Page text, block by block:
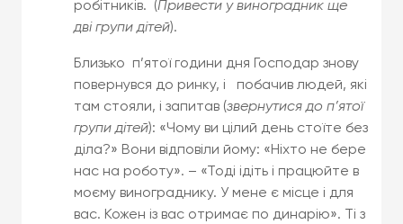
робітників. (Привести у виноградник ще
дві групи дітей).
Близько п’ятої години дня Господар знову
повернувся до ринку, і побачив людей, які
там стояли, і запитав (звернутися до п’ятої
групи дітей): «Чому ви цілий день стоїте без
діла?» Вони відповіли йому: «Ніхто не бере
нас на роботу». – «Тоді ідіть і працюйте в
моєму винограднику. У мене є місце і для
вас. Кожен із вас отримає по динарію». Ті з